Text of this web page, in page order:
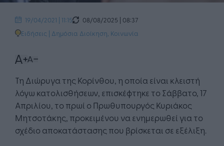
19/04/2021 | 11:15
08/08/2025 | 08:37
Ειδήσεις | Δημόσια Διοίκηση Κοινωνία
Τη Διώρυγα της Κορίνθου, η οποία είναι κλειστή
λόγω κατολισθήσεων, επισκέφτηκε το Σάββατο, 17
Απριλίου, το πρωί ο Πρωθυπουργός Κυριάκος
Μητσοτάκης, προκειμένου να ενημερωθεί για το
σχέδιο αποκατάστασης που βρίσκεται σε εξέλιξη.